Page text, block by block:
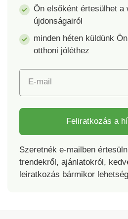
Terhelhetőség 80 kg-ig
Gyermekeknek 3 éves
kortól
Ön elsőként értesülhet a
újdonságairól
minden héten küldünk
otthoni jóléthez
E-mail
Feliratkozás a
Szeretnék e-mailben
trendekről, ajánlatokról,
leiratkozás bármikor